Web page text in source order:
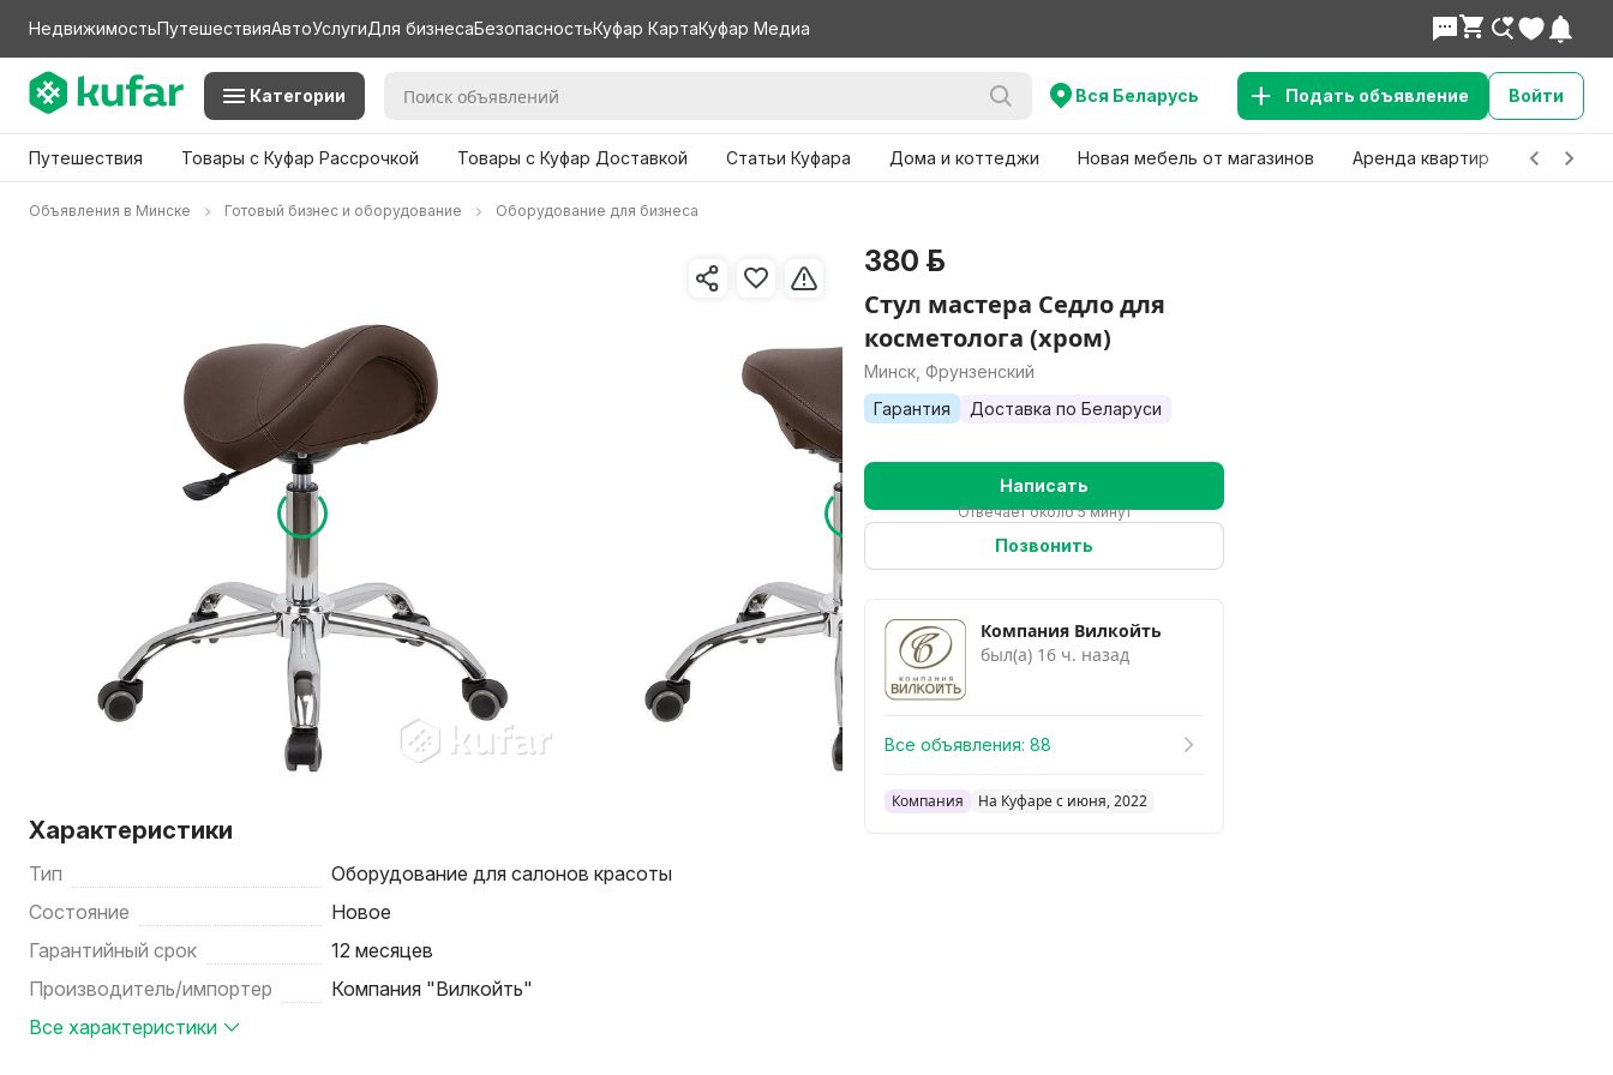
НедвижимостьПутешествияАвтоУслугиДля бизнесаБезопасностьКуфар КартаКуфар Медиа
Категории Вся Беларусь Подать объявление Войти
Путешествия Товары с Куфар Рассрочкой Товары с Куфар Доставкой Статьи Куфара Дома и коттеджи Новая мебель от магазинов Аренда квартир Детские
Объявления в Минске Готовый бизнес и оборудование Оборудование для бизнеса
Характеристики
Тип
Оборудование для салонов красоты
Состояние
Новое
Гарантийный срок
12 месяцев
Производитель/импортер
Компания "Вилкойть"
Все характеристики
380 р.
Стул мастера Седло для
косметолога (хром)
Минск, Фрунзенский
Гарантия
Доставка по Беларуси
Написать
Отвечает около 5 минут
Позвонить
Компания Вилкойть
был(а) 16 ч. назад
Все объявления: 88
Компания На Куфаре с июня, 2022